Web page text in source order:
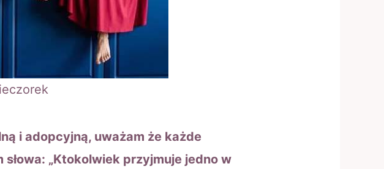
i adopcyjną, uważam że każde
„Ktokolwiek przyjmuje jedno w